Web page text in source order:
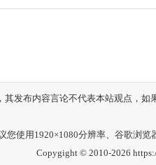
其发布内容言论不代表本站观点，
您使用1920×1080分辨率、谷歌浏览
Copygight © 2010-2026